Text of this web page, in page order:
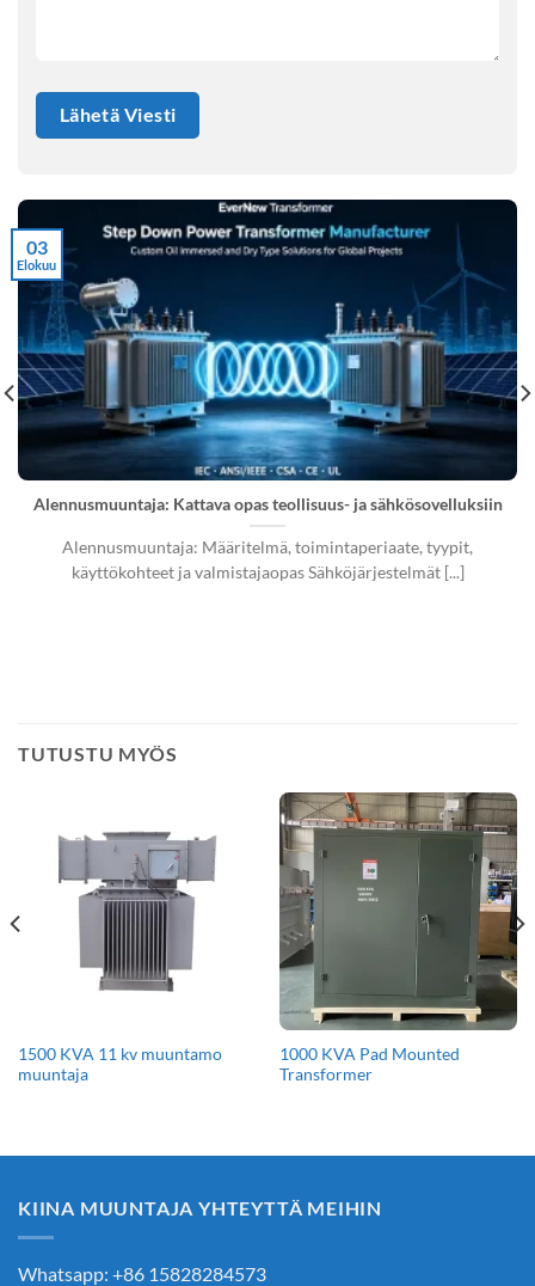
Alennusmuuntaja: Kattava opas teollisuus- ja sähkösovelluksiin
Alennusmuuntaja: Määritelmä, toimintaperiaate, tyypit,
käyttökohteet ja valmistajaopas Sähköjärjestelmät [...]
03
Elokuu
TUTUSTU MYÖS
1500 KVA 11 kv muuntamo
muuntaja
1000 KVA Pad Mounted
Transformer
KIINA MUUNTAJA YHTEYTTÄ MEIHIN
Whatsapp: +86 15828284573